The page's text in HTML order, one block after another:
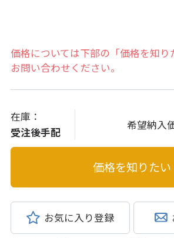
価格については下部の「価格を知り
お問い合わせください。
在庫：
受注後手配
希望納入
お気に入り登録